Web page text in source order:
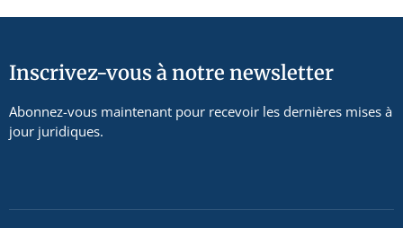
Inscrivez-vous à notre newsletter
Abonnez-vous maintenant pour recevoir les dernières mises à
jour juridiques.